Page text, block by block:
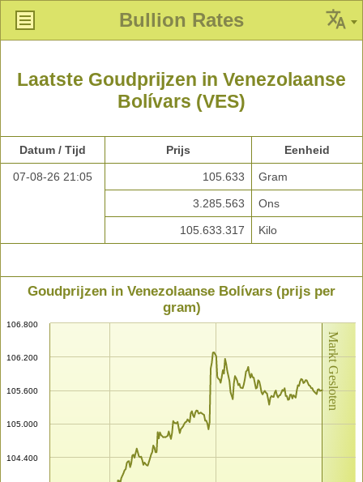
Bullion Rates
Laatste Goudprijzen in Venezolaanse
Bolívars (VES)
Datum / Tijd Prijs Eenheid
07-08-26 21:05 105.633 Gram
3.285.563 Ons
105.633.317 Kilo
Markt Gesloten
Goudprijzen in Venezolaanse Bolívars (prijs per
gram)
104.400
105.000
105.600
106.200
106.800